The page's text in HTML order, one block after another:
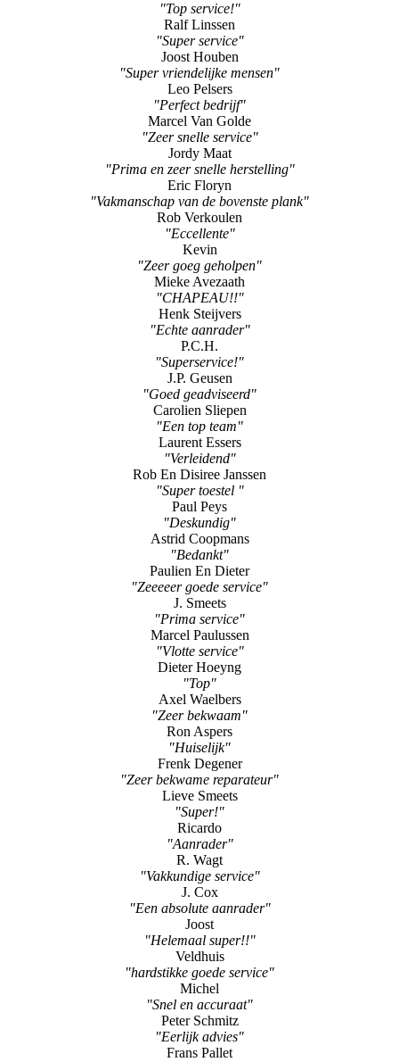
"Top service!"
Ralf Linssen
"Super service"
Joost Houben
"Super vriendelijke mensen"
Leo Pelsers
"Perfect bedrijf"
Marcel Van Golde
"Zeer snelle service"
Jordy Maat
"Prima en zeer snelle herstelling"
Eric Floryn
"Vakmanschap van de bovenste plank"
Rob Verkoulen
"Eccellente"
Kevin
"Zeer goeg geholpen"
Mieke Avezaath
"CHAPEAU!!"
Henk Steijvers
"Echte aanrader"
P.C.H.
"Superservice!"
J.P. Geusen
"Goed geadviseerd"
Carolien Sliepen
"Een top team"
Laurent Essers
"Verleidend"
Rob En Disiree Janssen
"Super toestel "
Paul Peys
"Deskundig"
Astrid Coopmans
"Bedankt"
Paulien En Dieter
"Zeeeeer goede service"
J. Smeets
"Prima service"
Marcel Paulussen
"Vlotte service"
Dieter Hoeyng
"Top"
Axel Waelbers
"Zeer bekwaam"
Ron Aspers
"Huiselijk"
Frenk Degener
"Zeer bekwame reparateur"
Lieve Smeets
"Super!"
Ricardo
"Aanrader"
R. Wagt
"Vakkundige service"
J. Cox
"Een absolute aanrader"
Joost
"Helemaal super!!"
Veldhuis
"hardstikke goede service"
Michel
"Snel en accuraat"
Peter Schmitz
"Eerlijk advies"
Frans Pallet